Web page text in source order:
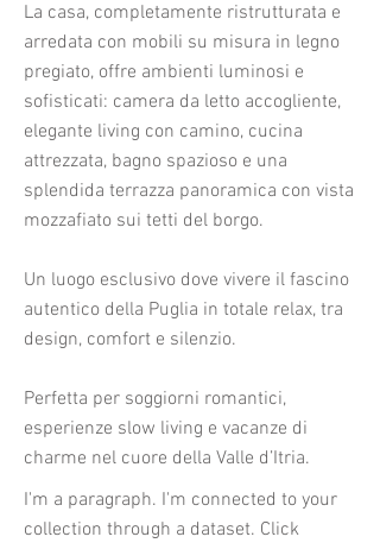
La casa, completamente ristrutturata e
arredata con mobili su misura in legno
pregiato, offre ambienti luminosi e
sofisticati: camera da letto accogliente,
elegante living con camino, cucina
attrezzata, bagno spazioso e una
splendida terrazza panoramica con vista
mozzafiato sui tetti del borgo.
Un luogo esclusivo dove vivere il fascino
autentico della Puglia in totale relax, tra
design, comfort e silenzio.
Perfetta per soggiorni romantici,
esperienze slow living e vacanze di
charme nel cuore della Valle d’Itria.
I'm a paragraph. I'm connected to your
collection through a dataset. Click